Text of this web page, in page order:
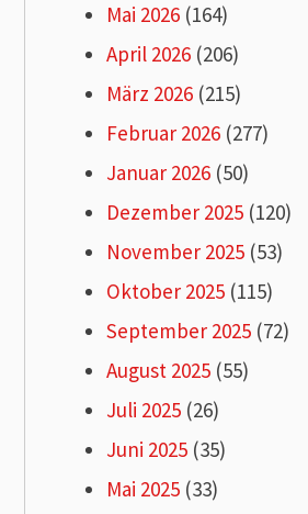
Mai 2026 (164)
April 2026 (206)
März 2026 (215)
Februar 2026 (277)
Januar 2026 (50)
Dezember 2025 (120)
November 2025 (53)
Oktober 2025 (115)
September 2025 (72)
August 2025 (55)
Juli 2025 (26)
Juni 2025 (35)
Mai 2025 (33)